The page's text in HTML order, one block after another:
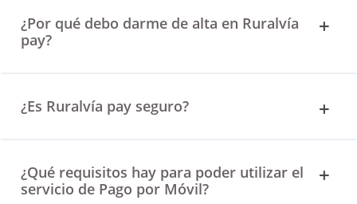
¿Por qué debo darme de alta en Ruralvía
pay?
¿Es Ruralvía pay seguro?
¿Qué requisitos hay para poder utilizar el
servicio de Pago por Móvil?